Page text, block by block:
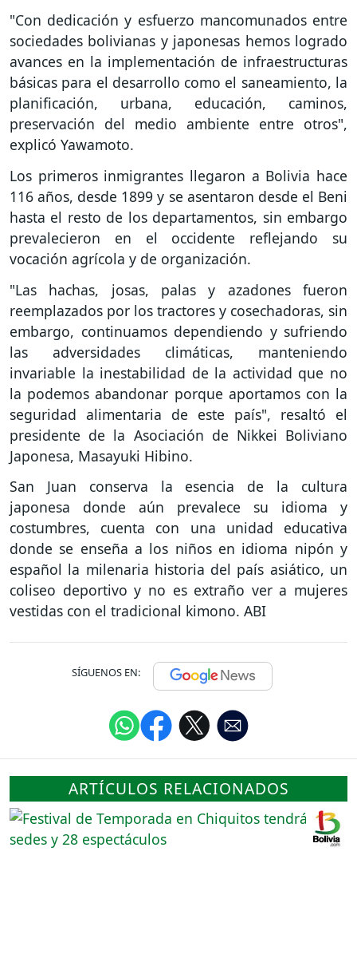
"Con dedicación y esfuerzo mancomunados entre
sociedades bolivianas y japonesas hemos logrado
avances en la implementación de infraestructuras
básicas para el desarrollo como el saneamiento, la
planificación, urbana, educación, caminos,
preservación del medio ambiente entre otros",
explicó Yawamoto.
Los primeros inmigrantes llegaron a Bolivia hace
116 años, desde 1899 y se asentaron desde el Beni
hasta el resto de los departamentos, sin embargo
prevalecieron en el occidente reflejando su
vocación agrícola y de organización.
"Las hachas, josas, palas y azadones fueron
reemplazados por los tractores y cosechadoras, sin
embargo, continuamos dependiendo y sufriendo
las adversidades climáticas, manteniendo
invariable la inestabilidad de la actividad que no
la podemos abandonar porque aportamos con la
seguridad alimentaria de este país", resaltó el
presidente de la Asociación de Nikkei Boliviano
Japonesa, Masayuki Hibino.
San Juan conserva la esencia de la cultura
japonesa donde aún prevalece su idioma y
costumbres, cuenta con una unidad educativa
donde se enseña a los niños en idioma nipón y
español la milenaria historia del país asiático, un
coliseo deportivo y no es extraño ver a mujeres
vestidas con el tradicional kimono. ABI
SÍGUENOS EN:
ARTÍCULOS RELACIONADOS